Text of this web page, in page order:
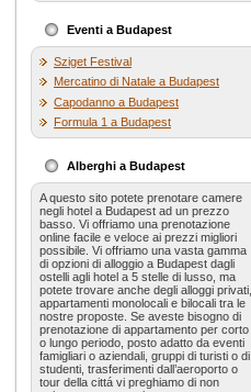
Eventi a Budapest
Sziget Festival
Mercatino di Natale a Budapest
Capodanno a Budapest
Formula 1 a Budapest
Alberghi a Budapest
A questo sito potete prenotare camere
negli hotel a Budapest ad un prezzo
basso. Vi offriamo una prenotazione
online facile e veloce ai prezzi migliori
possibile. Vi offriamo una vasta gamma
di opzioni di alloggio a Budapest dagli
ostelli agli hotel a 5 stelle di lusso, ma
potete trovare anche degli alloggi privati,
appartamenti monolocali e bilocali tra le
nostre proposte. Se aveste bisogno di
prenotazione di appartamento per corto
o lungo periodo, posto adatto da eventi
famigliari o aziendali, gruppi di turisti o di
studenti, trasferimenti dall’aeroporto o
tour della cittá vi preghiamo di non